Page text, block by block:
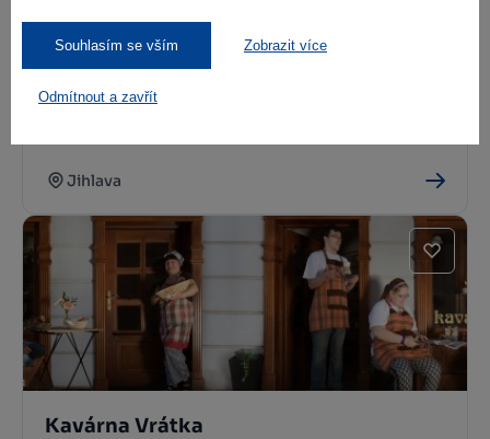
Souhlasím se vším Zobrazit více
Odmítnout a zavřít
Jihlava
Kavárna Vrátka